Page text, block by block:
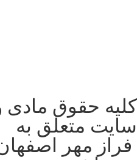
کلیه حقوق مادی
سایت متعلق به
فراز مهر